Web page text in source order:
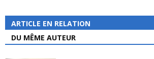
ARTICLE EN RELATION
DU MÊME AUTEUR